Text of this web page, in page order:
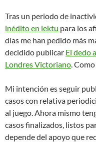
Tras un periodo de
inédito en lektu para los
días me han pedido más
decidido publicar El dedo
Londres Victoriano.
Mi intención es seguir
casos con relativa
al juego. Ahora mismo
casos finalizados, listos
depende del apoyo que